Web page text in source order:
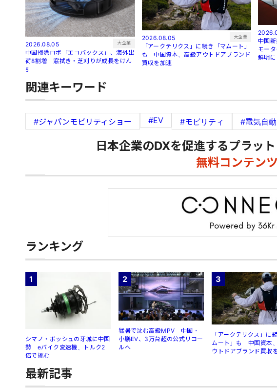
2026.08.05 大企業
中国掃除ロボ「エコバックス」、海外出
荷8割増 窓拭き・芝刈りが成長をけん
引
2026.08.05 大企業
「アークテリクス」に続き「マムート」
も 中国資本、高級アウトドアブランド
買収を加速
中国
モー
鮮明に
関連キーワード
#ジャパンモビリティショー #EV #モビリティ #電気自
日本企業のDXを促進するプラッ
無料コンテン
ランキング
1
シマノ・ボッシュの牙城に中国
勢 eバイク変速機、トルク2
倍で挑む
2
猛暑で沈む高級MPV 中国・
小鵬EV、3万台超の公式リコー
ルへ
3
「アークテリクス」に
ムート」も 中国資本
ウトドアブランド買収
最新記事